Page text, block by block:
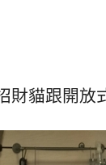
財貓跟開放